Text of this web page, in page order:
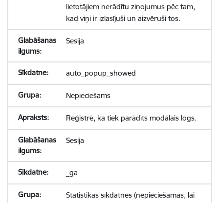
lietotājiem nerādītu ziņojumus pēc tam,
kad viņi ir izlasījuši un aizvēruši tos.
Sesija
auto_popup_showed
Nepieciešams
Reģistrē, ka tiek parādīts modālais logs.
Sesija
_ga
Statistikas sīkdatnes (nepieciešamas, lai